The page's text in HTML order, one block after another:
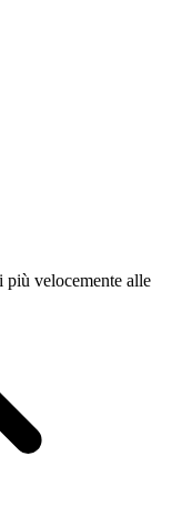
più velocemente alle